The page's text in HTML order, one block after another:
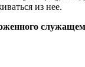
из нее.